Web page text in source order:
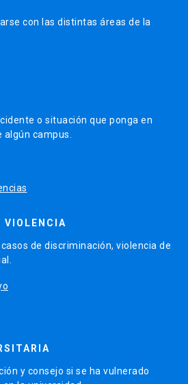
con las distintas áreas de la
o situación que ponga en
campus.
VIOLENCIA
de discriminación, violencia de
y consejo si se ha vulnerado